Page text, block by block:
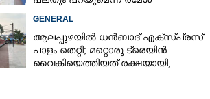
GENERAL
ആലപ്പുഴയിൽ ധൻബാദ് എക്‌സ്പ്രസ്
പാളം തെറ്റി; മറ്റൊരു ട്രെയിൻ
വൈകിയെത്തിയത് രക്ഷയായി,